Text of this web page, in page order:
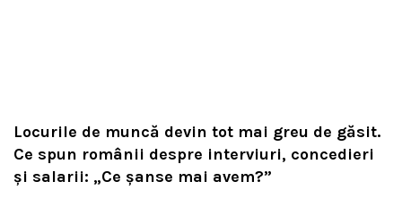
Locurile de muncă devin tot mai greu de găsit.
Ce spun românii despre interviuri, concedieri
și salarii: „Ce șanse mai avem?”